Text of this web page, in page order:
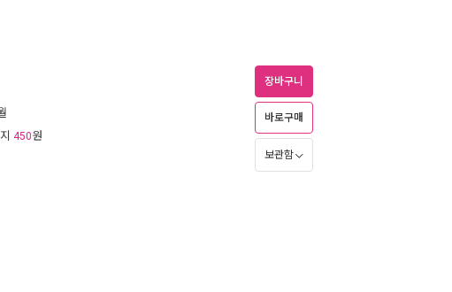
450원
장바구니
바로구매
보관함